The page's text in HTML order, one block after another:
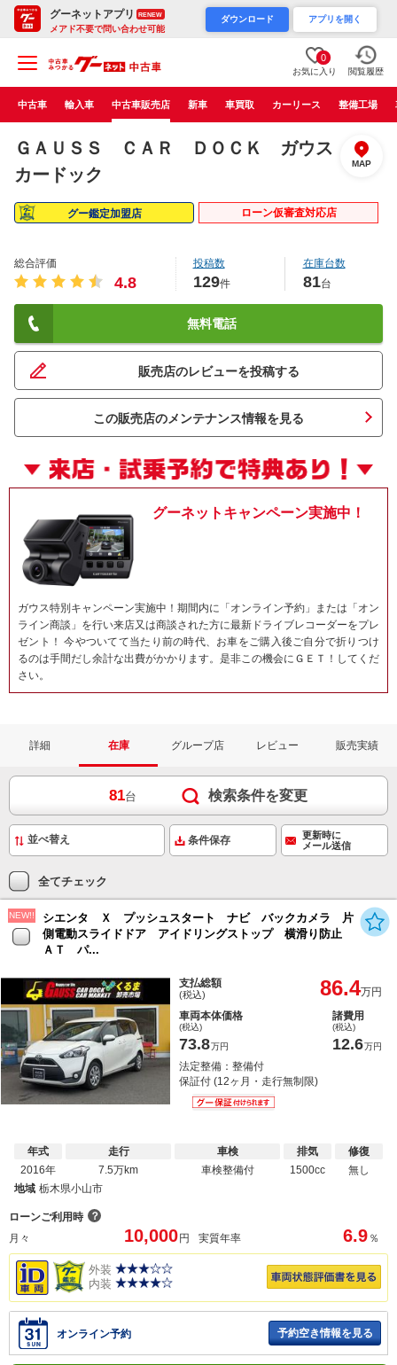
グーネットアプリ RENEW
メアド不要で問い合わせ可能
ダウンロード アプリを開く
0
お気に入り 閲覧履歴
中古車 輸入車 中古車販売店 新車 車買取 カーリース 整備工場
ＧＡＵＳＳ ＣＡＲ ＤＯＣＫ ガウス
カードック
MAP
グー鑑定加盟店 ローン仮審査対応店
総合評価
4.8
投稿数
129件
在庫台数
81台
無料電話
販売店のレビューを投稿する
この販売店のメンテナンス情報を見る
グーネットキャンペーン実施中！
ガウス特別キャンペーン実施中！期間内に「オンライン予約」または「オン
ライン商談」を行い来店又は商談された方に最新ドライブレコーダーをプレ
ゼント！ 今やついてて当たり前の時代、お車をご購入後ご自分で折りつけ
るのは手間だし余計な出費がかかります。是非この機会にＧＥＴ！してくだ
さい。
詳細 在庫 グループ店 レビュー 販売実績
81台 検索条件を変更
条件保存
更新時に
メール送信
全てチェック
NEW!!
シエンタ Ｘ プッシュスタート ナビ バックカメラ 片
側電動スライドドア アイドリングストップ 横滑り防止
ＡＴ パ...
支払総額
(税込) 86.4万円
車両本体価格
(税込)
73.8万円
諸費用
(税込)
12.6万円
法定整備：整備付
保証付 (12ヶ月・走行無制限)
年式
2016年
走行
7.5万km
車検
車検整備付
排気
1500cc
修復
無し
地域 栃木県小山市
ローンご利用時 ？
月々
10,000 円 実質年率 6.9 ％
外装
内装
オンライン予約 予約空き情報を見る